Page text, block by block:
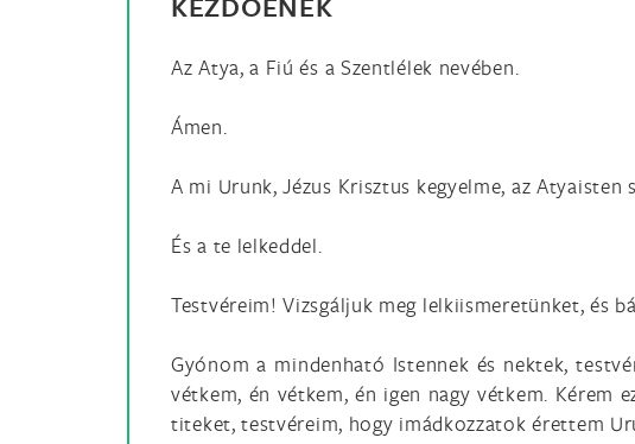
Az Atya, a Fiú és a Szentlélek nevében.
Ámen.
A mi Urunk, Jézus Krisztus kegyelme, az
És a te lelkeddel.
Testvéreim! Vizsgáljuk meg lelkiismeretünket, és
Gyónom a mindenható Istennek és nektek,
vétkem, én vétkem, én igen nagy vétkem. Kérem
titeket, testvéreim, hogy imádkozzatok érettem